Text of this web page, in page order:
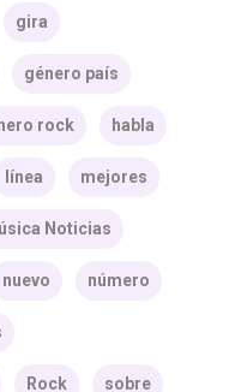
gira
género país
rock habla
línea mejores
Noticias
nuevo número
Rock sobre